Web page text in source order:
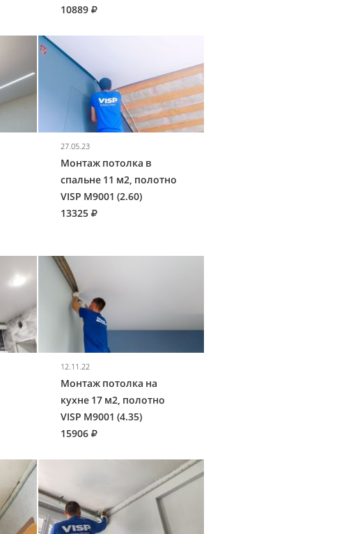
10889
27.05.23
Монтаж потолка в
спальне 11 м2, полотно
VISP M9001 (2.60)
13325
12.11.22
Монтаж потолка на
кухне 17 м2, полотно
VISP M9001 (4.35)
15906